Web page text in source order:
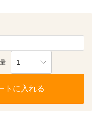
1
トに入れる